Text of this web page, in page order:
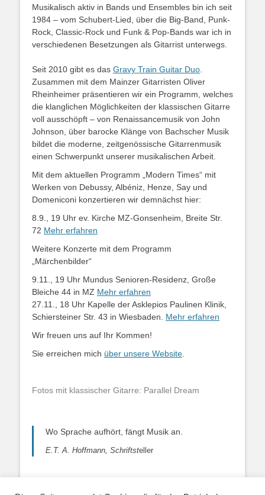
Musikalisch aktiv in Bands und Ensembles bin ich seit
1984 – vom Schubert-Lied, über die Big-Band, Punk-
Rock, Classic-Rock und Funk & Pop-Bands war ich in
verschiedenen Besetzungen als Gitarrist unterwegs.
Seit 2010 gibt es das Gravy Train Guitar Duo
Zusammen mit dem Mainzer Gitarristen Oliver
Rheinheimer präsentieren wir ein Programm, welches
die klanglichen Möglichkeiten der klassischen Gitarre
voll ausschöpft – von Renaissancemusik von John
Johnson, über barocke Klänge von Bachscher Musik
bildet die moderne, zeitgenössische Gitarrenmusik
einen Schwerpunkt unserer musikalischen Arbeit.
Mit dem aktuellen Programm „Modern Times“ mit
Werken von Debussy, Albéniz, Henze, Say und
Domeniconi konzertieren wir demnächst hier:
8.9., 19 Uhr ev. Kirche MZ-Gonsenheim, Breite Str.
72 Mehr erfahren
Weitere Konzerte mit dem Programm
„Märchenbilder“
9.11., 19 Uhr Mundus Senioren-Residenz, Große
Bleiche 44 in MZ Mehr erfahren
27.11., 18 Uhr Kapelle der Asklepios Paulinen Klinik,
Schiersteiner Str. 43 in Wiesbaden. Mehr erfahren
Wir freuen uns auf Ihr Kommen!
Sie erreichen mich über unsere Website
Fotos mit klassischer Gitarre: Parallel Dream
Wo Sprache aufhört, fängt Musik an.
E.T. A. Hoffmann, Schriftsteller